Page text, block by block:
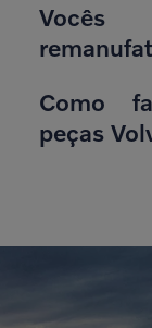
Vocês
Como
peças